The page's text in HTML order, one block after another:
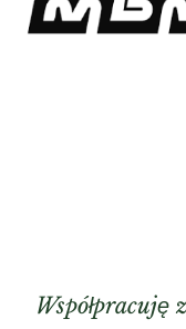
Współpracuję